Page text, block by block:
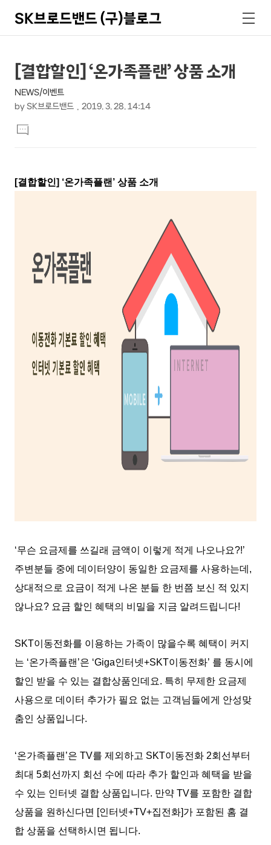
SK브로드밴드 (구)블로그
색
메
뉴
상
세
컨
텐
본
문
제
목
[결합할인] ‘온가족플랜’ 상품 소개
NEWS/이벤트
by SK브로드밴드 2019. 3. 28. 14:14
문
댓
글
[결합할인] ‘온가족플랜’ 상품 소개
‘무슨 요금제를 쓰길래 금액이 이렇게 적게 나오나요?!’
주변분들 중에 데이터양이 동일한 요금제를 사용하는데,
상대적으로 요금이 적게 나온 분들 한 번쯤 보신 적 있지
않나요? 요금 할인 혜택의 비밀을 지금 알려드립니다!
SKT이동전화를 이용하는 가족이 많을수록 혜택이 커지
는 ‘온가족플랜’은 ‘Giga인터넷+SKT이동전화’ 를 동시에
할인 받을 수 있는 결합상품인데요. 특히 무제한 요금제
사용으로 데이터 추가가 필요 없는 고객님들에게 안성맞
춤인 상품입니다.
‘온가족플랜’은 TV를 제외하고 SKT이동전화 2회선부터
최대 5회선까지 회선 수에 따라 추가 할인과 혜택을 받을
수 있는 인터넷 결합 상품입니다. 만약 TV를 포함한 결합
상품을 원하신다면 [인터넷+TV+집전화]가 포함된 홈 결
합 상품을 선택하시면 됩니다.